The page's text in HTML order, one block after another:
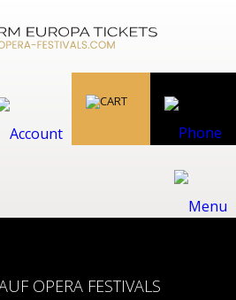
OPERA FESTIVALS